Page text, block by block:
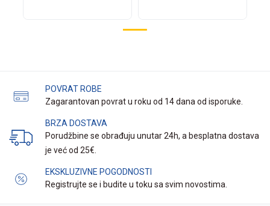
POVRAT ROBE
Zagarantovan povrat u roku od 14 dana od isporuke.
BRZA DOSTAVA
Porudžbine se obrađuju unutar 24h, a besplatna dostava
je već od 25€.
EKSKLUZIVNE POGODNOSTI
Registrujte se i budite u toku sa svim novostima.